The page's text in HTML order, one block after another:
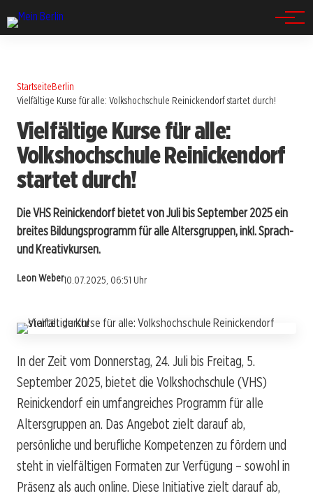
StartseiteBerlin
Vielfältige Kurse für alle: Volkshochschule Reinickendorf startet durch!
Vielfältige Kurse für alle:
Volkshochschule Reinickendorf
startet durch!
Die VHS Reinickendorf bietet von Juli bis September 2025 ein
breites Bildungsprogramm für alle Altersgruppen, inkl. Sprach-
und Kreativkursen.
Leon Weber10.07.2025, 06:51 Uhr
In der Zeit vom Donnerstag, 24. Juli bis Freitag, 5.
September 2025, bietet die Volkshochschule (VHS)
Reinickendorf ein umfangreiches Programm für alle
Altersgruppen an. Das Angebot zielt darauf ab,
persönliche und berufliche Kompetenzen zu fördern und
steht in vielfältigen Formaten zur Verfügung – sowohl in
Präsenz als auch online. Diese Initiative zielt darauf ab,